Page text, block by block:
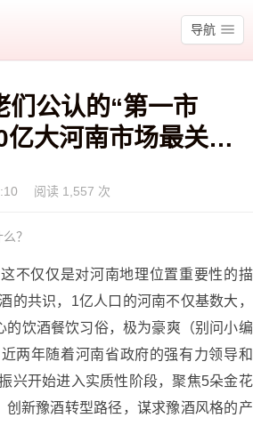
导航
们公认的“第一市
亿大河南市场最关键
阅读 1,557 次
？
不仅仅是对河南地理位置重要性的描
的共识，1亿人口的河南不仅基数大，
的饮酒餐饮习俗，极为豪爽（别问小编
两年随着河南省政府的强有力领导和
兴开始进入实质性阶段，聚焦5朵金花
创新豫酒转型路径，谋求豫酒风格的产